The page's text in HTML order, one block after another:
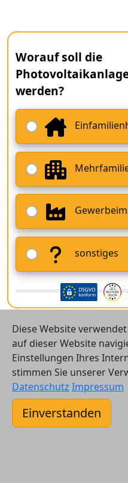
Worauf soll die
werden?
sonstiges
© 2026
Kontakt
Diese Website
auf dieser Website
Einstellungen Ihres
stimmen Sie unserer
Datenschutz Impressum
Einverstanden